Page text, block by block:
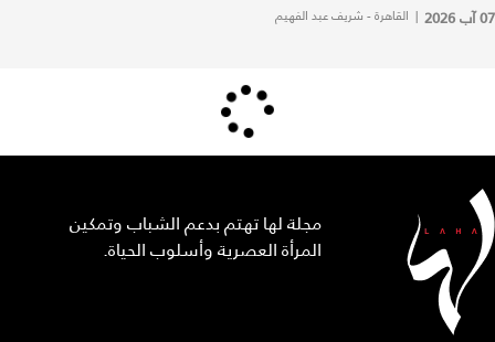
07 آب 2026 | القاهرة - شريف عبد الفهيم
مجلة لها تهتم بدعم الشباب وتمكين
المرأة العصرية وأسلوب الحياة.